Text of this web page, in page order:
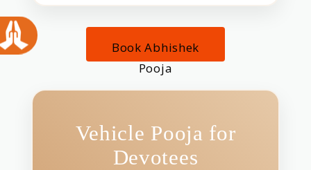
Book Abhishek
Pooja
Vehicle Pooja for
Devotees